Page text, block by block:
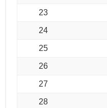
23
24
25
26
27
28